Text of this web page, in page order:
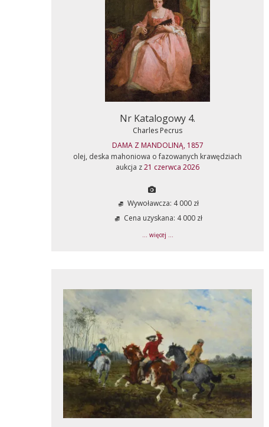
Nr Katalogowy 4.
Charles Pecrus
DAMA Z MANDOLINĄ, 1857
olej, deska mahoniowa o fazowanych krawędziach
aukcja z21 czerwca 2026
Wywoławcza: 4 000 zł
Cena uzyskana: 4 000 zł
... więcej ...